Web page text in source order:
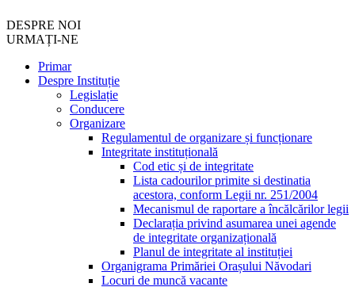
DESPRE NOI
URMAȚI-NE
Primar
Despre Instituție
Legislație
Conducere
Organizare
Regulamentul de organizare și funcționare
Integritate instituțională
Cod etic și de integritate
Lista cadourilor primite si destinatia
acestora, conform Legii nr. 251/2004
Mecanismul de raportare a încălcărilor legii
Declarația privind asumarea unei agende
de integritate organizațională
Planul de integritate al instituției
Organigrama Primăriei Orașului Năvodari
Locuri de muncă vacante